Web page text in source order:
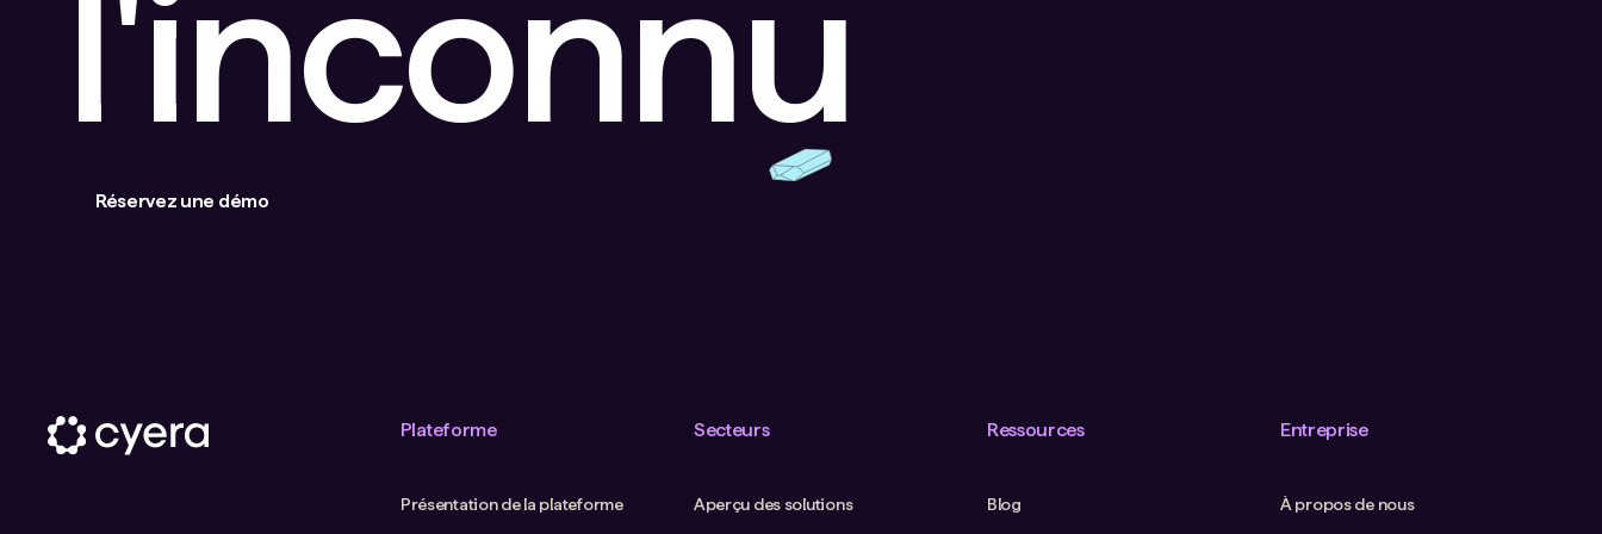
l'inconnu
Réservez une démo
Plateforme
Présentation de la plateforme
Secteurs
Aperçu des solutions
Ressources
Blog
Entreprise
À propos de nous